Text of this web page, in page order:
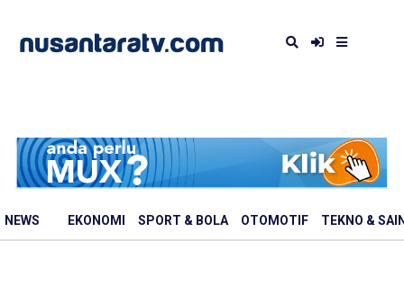
NEWS EKONOMI SPORT & BOLA OTOMOTIF TEKNO &